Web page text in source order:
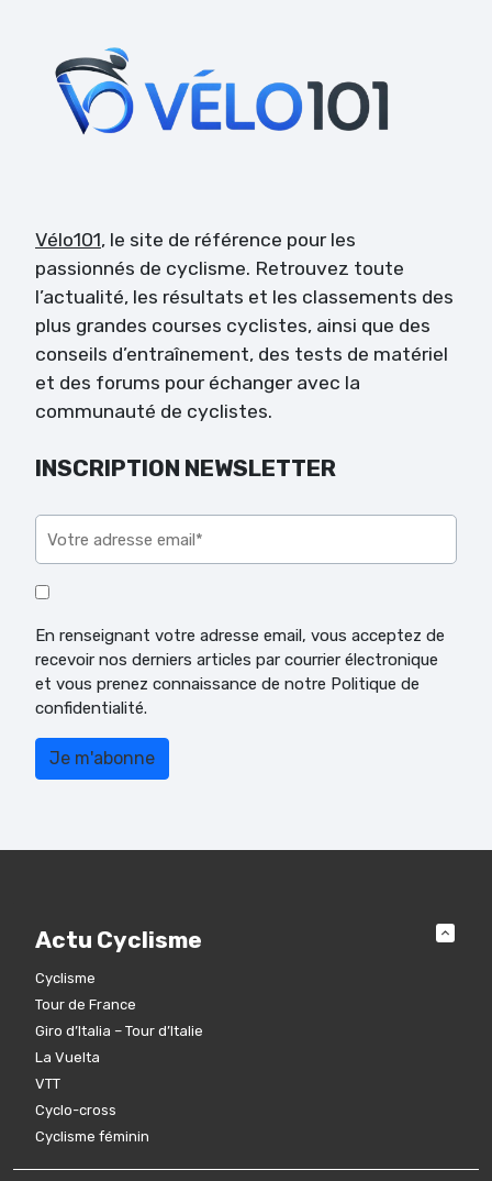
Vélo101, le site de référence pour les
passionnés de cyclisme. Retrouvez toute
l’actualité, les résultats et les classements des
plus grandes courses cyclistes, ainsi que des
conseils d’entraînement, des tests de matériel
et des forums pour échanger avec la
communauté de cyclistes.
INSCRIPTION NEWSLETTER
En renseignant votre adresse email, vous acceptez de
recevoir nos derniers articles par courrier électronique
et vous prenez connaissance de notre Politique de
confidentialité.
Actu Cyclisme
Cyclisme
Tour de France
Giro d’Italia – Tour d’Italie
La Vuelta
VTT
Cyclo-cross
Cyclisme féminin